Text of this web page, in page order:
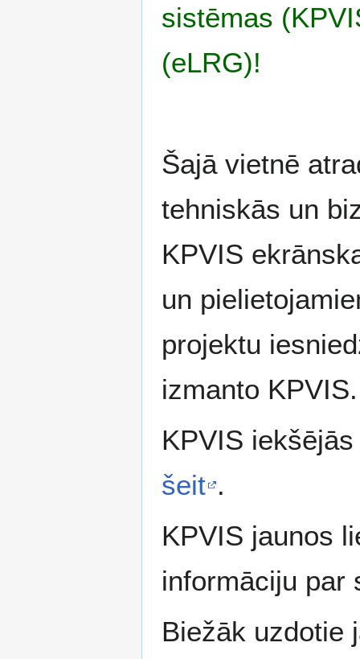
sistēmas
(eLRG)!
Šajā vietnē
tehniskās un
KPVIS
un
projektu
izmanto KPVIS.
KPVIS
šeit .
KPVIS jaunos
informāciju
Biežāk uzdotie